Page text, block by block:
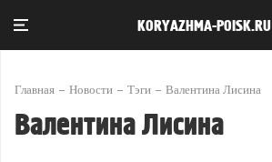
KORYAZHMA-POISK.RU
Главная Новости Тэги Валентина Лисина
Валентина Лисина